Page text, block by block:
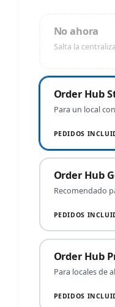
No ahora
Salta la
Order Hub
Para un local
PEDIDOS
Order Hub
Recomendado
PEDIDOS
Order Hub
Para locales de
PEDIDOS